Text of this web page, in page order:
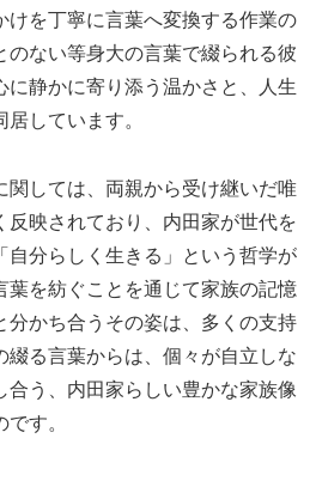
けを丁寧に言葉へ変換する作業の
のない等身大の言葉で綴られる彼
に静かに寄り添う温かさと、人生
しています。
関しては、両親から受け継いだ唯
反映されており、内田家が世代を
自分らしく生きる」という哲学が
葉を紡ぐことを通じて家族の記憶
分かち合うその姿は、多くの支持
綴る言葉からは、個々が自立しな
合う、内田家らしい豊かな家族像
す。